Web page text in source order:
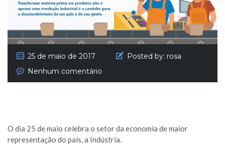
25 de maio de 2017 Posted by: rosa
Nenhum comentário
O dia 25 de maio celebra o setor da economia de maior
representação do país, a Indústria.